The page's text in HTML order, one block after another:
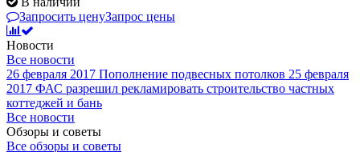
Запросить ценуЗапрос цены
Новости
Все новости
26 февраля 2017 Пополнение подвесных потолков 25 февраля
2017 ФАС разрешил рекламировать строительство частных
коттеджей и бань
Все новости
Обзоры и советы
Все обзоры и советы